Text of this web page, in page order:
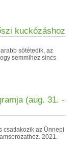
kuckózáshoz
sötétedik, az
semmihez sincs
(aug. 31. -
csatlakozik az Ünnepi
2021.